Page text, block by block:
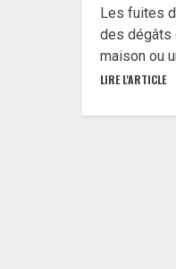
Les fuites
des dégâts
maison ou
LIRE L'ARTICLE